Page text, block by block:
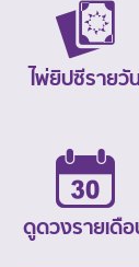
ไพ่ยิปซีรายวั
ดูดวงรายเดื